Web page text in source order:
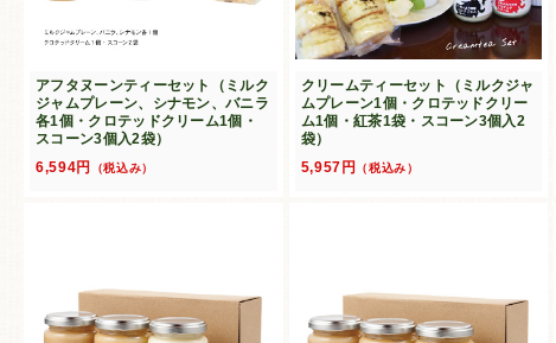
アフタヌーンティーセット（ミルク
ジャムプレーン、シナモン、バニラ
各1個・クロテッドクリーム1個・
スコーン3個入2袋）
6,594円
（税込み）
クリームティーセット（ミルクジャ
ムプレーン1個・クロテッドクリー
ム1個・紅茶1袋・スコーン3個入2
袋）
5,957円
（税込み）